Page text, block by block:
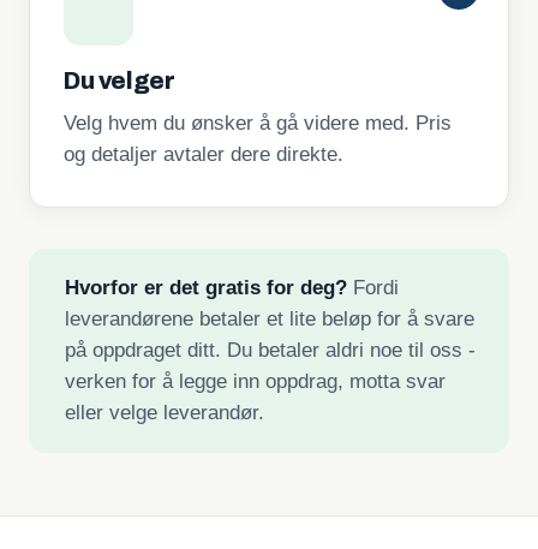
Du velger
Velg hvem du ønsker å gå videre med. Pris
og detaljer avtaler dere direkte.
Hvorfor er det gratis for deg?Fordi
leverandørene betaler et lite beløp for å svare
på oppdraget ditt. Du betaler aldri noe til oss -
verken for å legge inn oppdrag, motta svar
eller velge leverandør.